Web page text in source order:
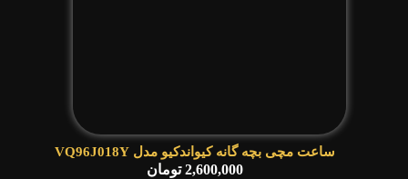
ساعت مچی بچه گانه کیواندکیو مدل VQ96J018Y
2,600,000 تومان